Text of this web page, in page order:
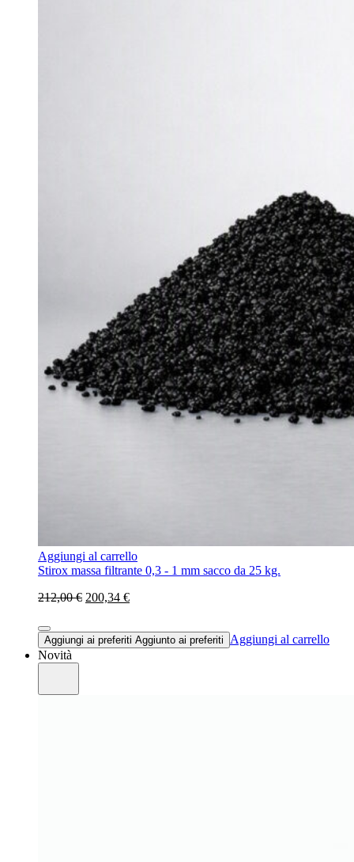
Aggiungi al carrello
Stirox massa filtrante 0,3 - 1 mm sacco da 25 kg.
212,00 € 200,34 €
Aggiungi ai preferiti Aggiunto ai preferiti
Aggiungi al carrello
Novità